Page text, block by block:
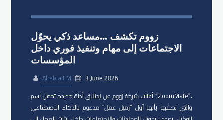
زووم تكشف …مساعد ذكي يحوّل
الاجتماعات إلى مهام وتنفيذ فوري داخل
المؤسسات
Alrabia FM
3 June 2026
أعلنت شركة زووم عن إطلاق أداة جديدة تحمل اسم “ZoomMate”،
والتي تصفها بأنها أول “زميل عمل” مدعوم بالذكاء الاصطناعي